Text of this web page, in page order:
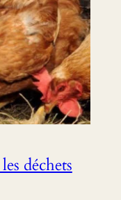
déchets